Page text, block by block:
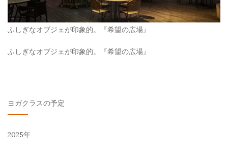
ふしぎなオブジェが印象的。『希望の広場』
ふしぎなオブジェが印象的。『希望の広場』
ヨガクラスの予定
2025年